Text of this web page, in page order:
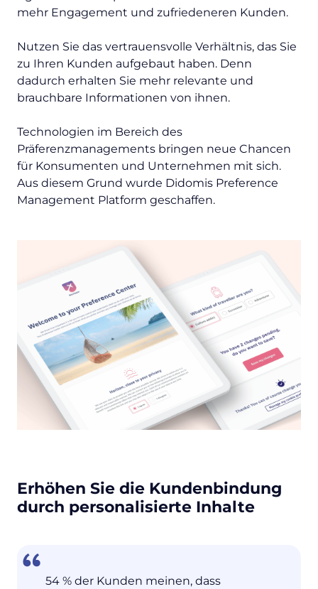
mehr Engagement und zufriedeneren Kunden.
Nutzen Sie das vertrauensvolle Verhältnis, das Sie
zu Ihren Kunden aufgebaut haben. Denn
dadurch erhalten Sie mehr relevante und
brauchbare Informationen von ihnen.
Technologien im Bereich des
Präferenzmanagements bringen neue Chancen
für Konsumenten und Unternehmen mit sich.
Aus diesem Grund wurde Didomis Preference
Management Platform geschaffen.
Erhöhen Sie die Kundenbindung
durch personalisierte Inhalte
54 % der Kunden meinen, dass